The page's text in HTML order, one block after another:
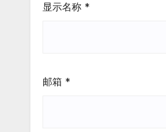
显示名称 *
邮箱 *